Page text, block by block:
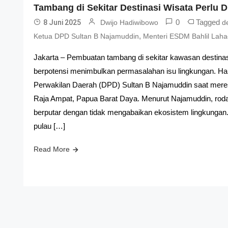
Tambang di Sekitar Destinasi Wisata Perlu
8 Juni 2025 Dwijo Hadiwibowo 0 Tagged
Ketua DPD Sultan B Najamuddin, Menteri ESDM Bahlil
Jakarta – Pembuatan tambang di sekitar kawasan
berpotensi menimbulkan permasalahan isu lingkungan.
Perwakilan Daerah (DPD) Sultan B Najamuddin saat
Raja Ampat, Papua Barat Daya. Menurut Najamuddin,
berputar dengan tidak mengabaikan ekosistem
pulau […]
Read More